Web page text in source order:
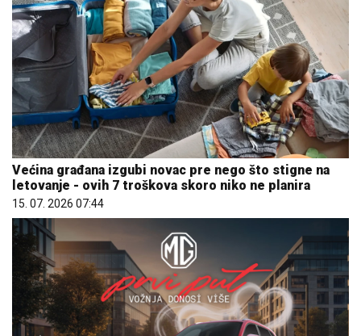
Većina građana izgubi novac pre nego što stigne na
letovanje - ovih 7 troškova skoro niko ne planira
15. 07. 2026 07:44